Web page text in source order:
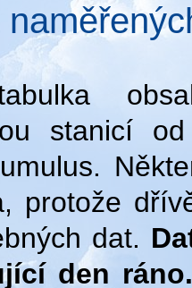
stanicí
protože
dat.
den ráno.